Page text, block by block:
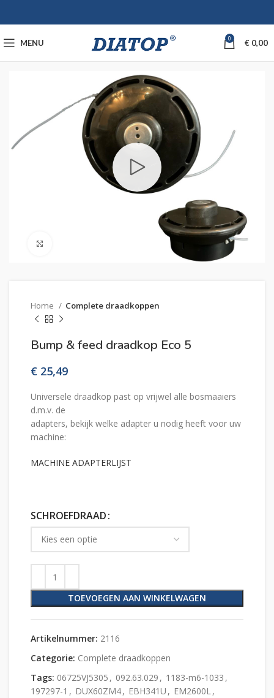
MENU 0 € 0,00
Home Complete draadkoppen
Bump & feed draadkop Eco 5
€
Universele draadkop past op vrijwel alle bosmaaiers
d.m.v. de
adapters, bekijk welke adapter u nodig heeft voor uw
machine:
MACHINE ADAPTERLIJST
SCHROEFDRAAD
TOEVOEGEN AAN WINKELWAGEN
Artikelnummer: 2116
Categorie: Complete draadkoppen
Tags: 06725VJ5305 , 092.63.029 , 1183-m6-1033 ,
197297-1 , DUX60ZM4, EBH341U , EM2600L,